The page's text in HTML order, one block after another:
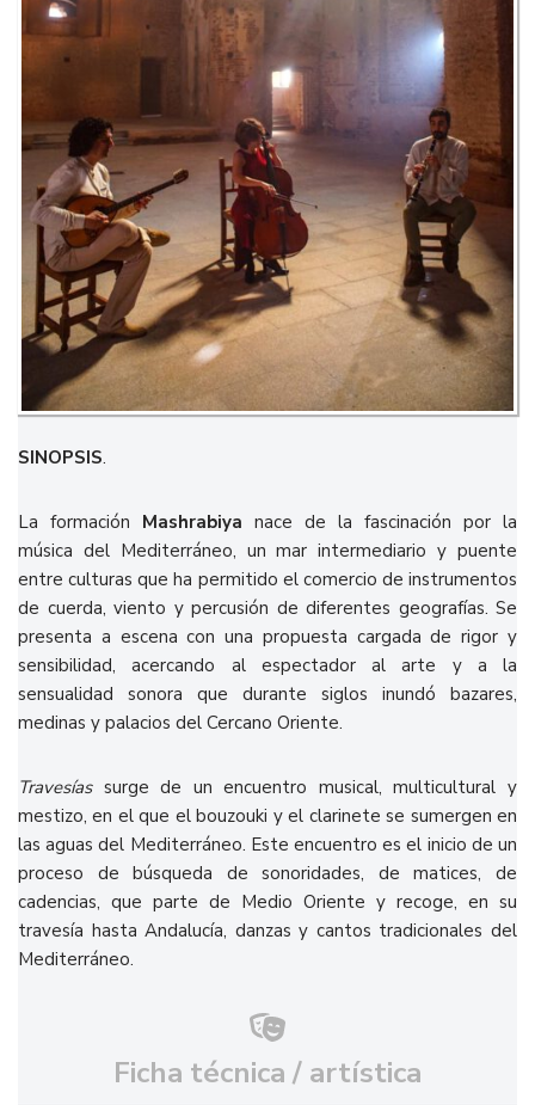
SINOPSIS.
La formación Mashrabiya nace de la fascinación por la
música del Mediterráneo, un mar intermediario y puente
entre culturas que ha permitido el comercio de instrumentos
de cuerda, viento y percusión de diferentes geografías. Se
presenta a escena con una propuesta cargada de rigor y
sensibilidad, acercando al espectador al arte y a la
sensualidad sonora que durante siglos inundó bazares,
medinas y palacios del Cercano Oriente.
Travesíassurge de un encuentro musical, multicultural y
mestizo, en el que el bouzouki y el clarinete se sumergen en
las aguas del Mediterráneo. Este encuentro es el inicio de un
proceso de búsqueda de sonoridades, de matices, de
cadencias, que parte de Medio Oriente y recoge, en su
travesía hasta Andalucía, danzas y cantos tradicionales del
Mediterráneo.
Ficha técnica / artística